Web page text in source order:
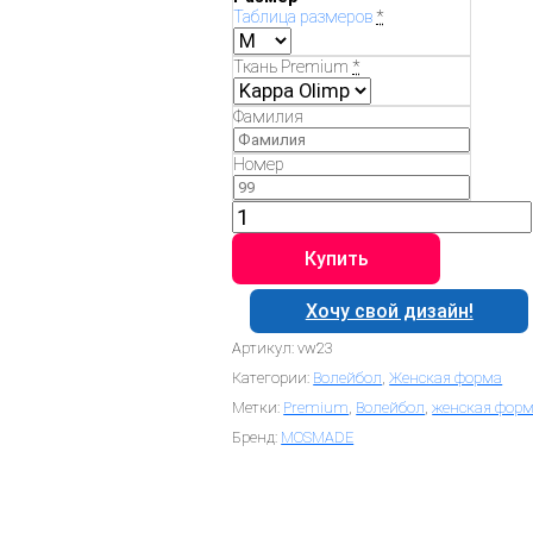
Таблица размеров*
Ткань Premium *
Фамилия
Номер
Количество
товара
Волейбольная
форма
VW23
Купить
Хочу свой дизайн!
Артикул:vw23
Категории: Волейбол,Женская форма
Метки: Premium, Волейбол,женская
Бренд: MOSMADE